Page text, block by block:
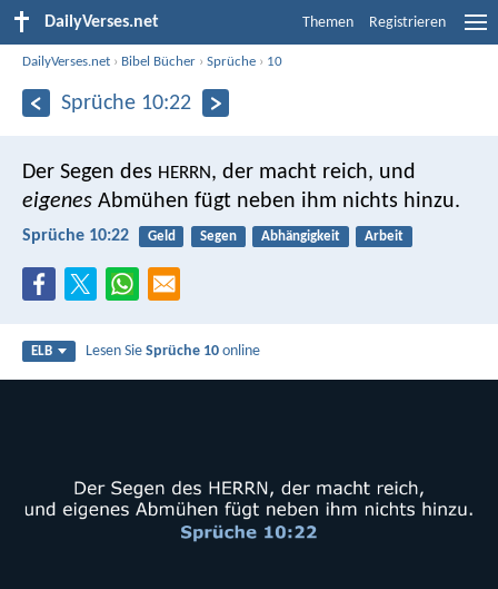
DailyVerses.net Themen Registrieren
DailyVerses.net › Bibel Bücher ›Sprüche › 10
Sprüche 10:22
Der Segen des HERRN, der macht reich, und
eigenes Abmühen fügt neben ihm nichts hinzu.
Sprüche 10:22 Geld Segen Abhängigkeit Arbeit
ELB Lesen SieSprüche 10 online